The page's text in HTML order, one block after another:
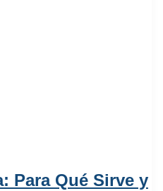
Para Qué Sirve y